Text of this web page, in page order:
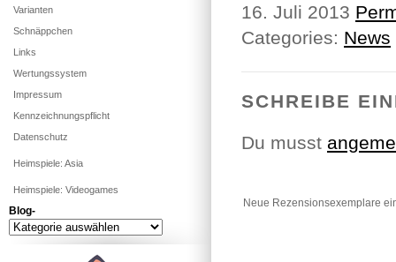
16. Juli 2013
Categories: News
SCHREIBE
Du musst
Neue Rezensionsexemplare
Varianten
Schnäppchen
Links
Wertungssystem
Impressum
Kennzeichnungspflicht
Datenschutz
Heimspiele: Asia
Heimspiele: Videogames
Blog-
Blog-